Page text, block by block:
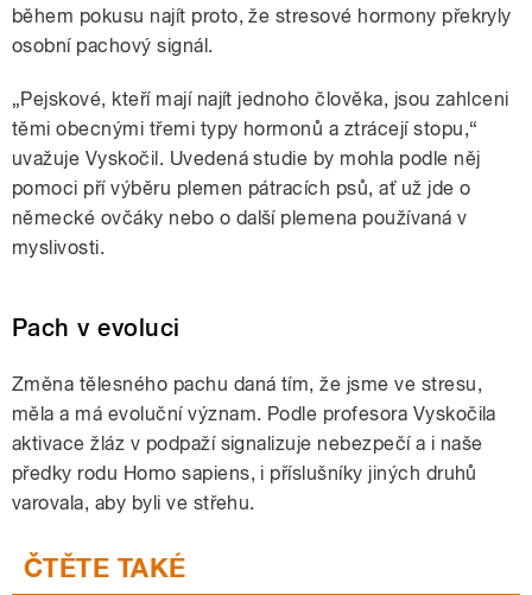
během pokusu najít proto, že stresové hormony překryly
osobní pachový signál.
„Pejskové, kteří mají najít jednoho člověka, jsou zahlceni
těmi obecnými třemi typy hormonů a ztrácejí stopu,“
uvažuje Vyskočil. Uvedená studie by mohla podle něj
pomoci pří výběru plemen pátracích psů, ať už jde o
německé ovčáky nebo o další plemena používaná v
myslivosti.
Pach v evoluci
Změna tělesného pachu daná tím, že jsme ve stresu,
měla a má evoluční význam. Podle profesora Vyskočila
aktivace žláz v podpaží signalizuje nebezpečí a i naše
předky rodu Homo sapiens, i příslušníky jiných druhů
varovala, aby byli ve střehu.